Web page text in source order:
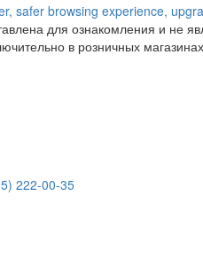
для ознакомления и не
в розничных
222-00-35